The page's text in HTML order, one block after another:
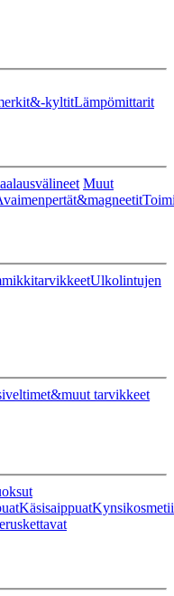
kyltitLämpömittarit
Muut
Ulkolintujen
tarvikkeet
Käsisaippuat